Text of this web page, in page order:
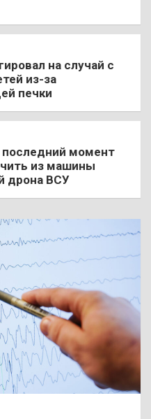
на случай с
из-за
печки
последний момент
из машины
дрона ВСУ